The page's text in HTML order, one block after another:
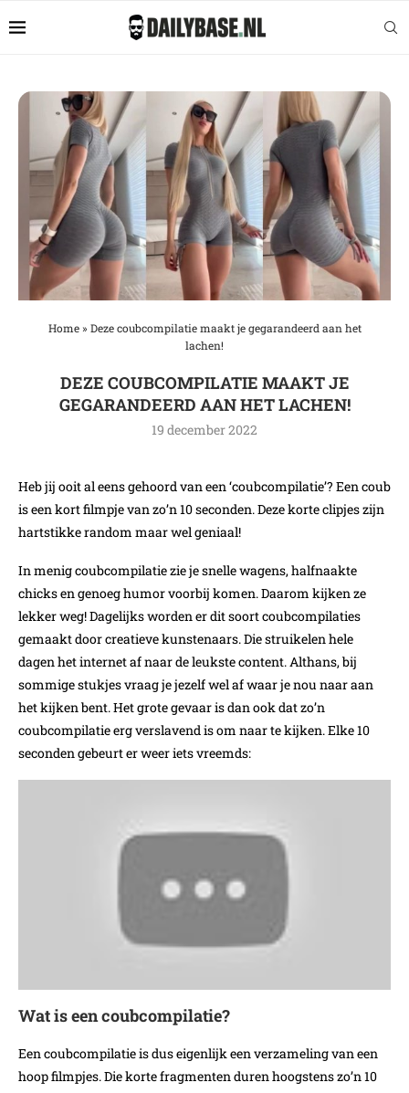
Home» Deze coubcompilatie maakt je gegarandeerd aan het
lachen!
DEZE COUBCOMPILATIE MAAKT JE
GEGARANDEERD AAN HET LACHEN!
19 december 2022
Heb jij ooit al eens gehoord van een ‘coubcompilatie’? Een coub
is een kort filmpje van zo’n 10 seconden. Deze korte clipjes zijn
hartstikke random maar wel geniaal!
In menig coubcompilatie zie je snelle wagens, halfnaakte
chicks en genoeg humor voorbij komen. Daarom kijken ze
lekker weg! Dagelijks worden er dit soort coubcompilaties
gemaakt door creatieve kunstenaars. Die struikelen hele
dagen het internet af naar de leukste content. Althans, bij
sommige stukjes vraag je jezelf wel af waar je nou naar aan
het kijken bent. Het grote gevaar is dan ook dat zo’n
coubcompilatie erg verslavend is om naar te kijken. Elke 10
seconden gebeurt er weer iets vreemds:
Wat is een coubcompilatie?
Een coubcompilatie is dus eigenlijk een verzameling van een
hoop filmpjes. Die korte fragmenten duren hoogstens zo’n 10